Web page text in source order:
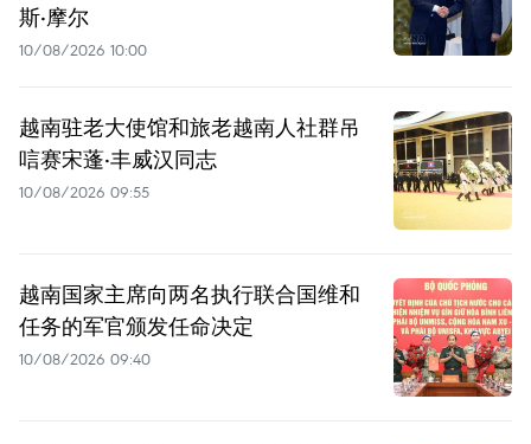
斯·摩尔
10/08/2026 10:00
越南驻老大使馆和旅老越南人社群吊
唁赛宋蓬·丰威汉同志
10/08/2026 09:55
越南国家主席向两名执行联合国维和
任务的军官颁发任命决定
10/08/2026 09:40